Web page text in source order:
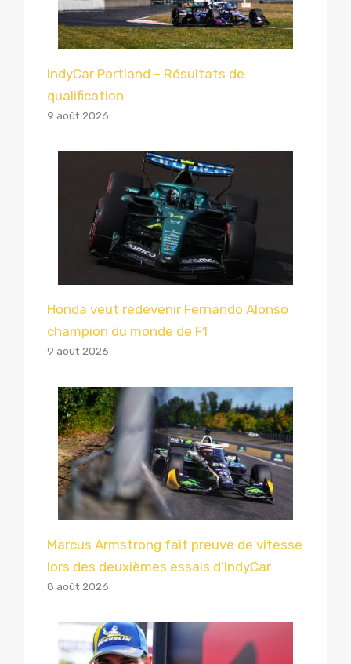
IndyCar Portland – Résultats de
qualification
9 août 2026
Honda veut redevenir Fernando Alonso
champion du monde de F1
9 août 2026
Marcus Armstrong fait preuve de vitesse
lors des deuxièmes essais d’IndyCar
8 août 2026